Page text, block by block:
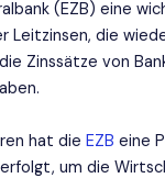
(EZB) eine
Leitzinsen, die
Zinssätze von
hat die EZB eine
um die